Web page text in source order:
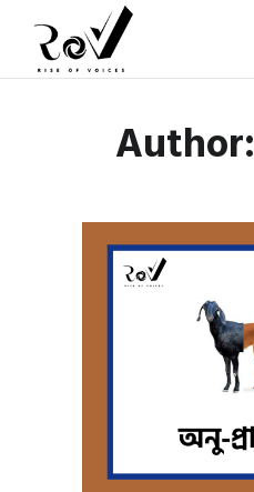
Author: